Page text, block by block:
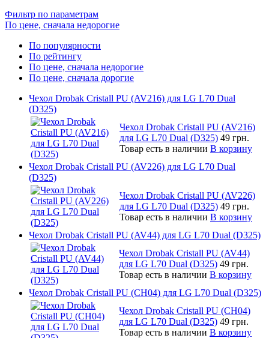
Фильтр по параметрам
По цене, сначала недорогие
По популярности
По рейтингу
По цене, сначала недорогие
По цене, сначала дорогие
Чехол Drobak Cristall PU (AV216) для LG L70 Dual
(D325)
Чехол Drobak Cristall PU (AV216)
для LG L70 Dual (D325) 49 грн.
Товар есть в наличии В корзину
Чехол Drobak Cristall PU (AV226) для LG L70 Dual
(D325)
Чехол Drobak Cristall PU (AV226)
для LG L70 Dual (D325) 49 грн.
Товар есть в наличии В корзину
Чехол Drobak Cristall PU (AV44) для LG L70 Dual (D325)
Чехол Drobak Cristall PU (AV44)
для LG L70 Dual (D325) 49 грн.
Товар есть в наличии В корзину
Чехол Drobak Cristall PU (CH04) для LG L70 Dual (D325)
Чехол Drobak Cristall PU (CH04)
для LG L70 Dual (D325) 49 грн.
Товар есть в наличии В корзину